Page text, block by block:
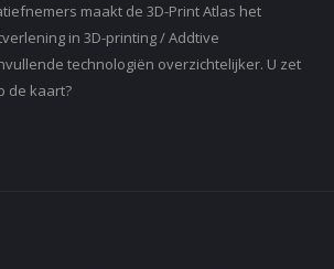
maakt de 3D-Print Atlas het
in 3D-printing / Addtive
technologiën overzichtelijker. U zet
de kaart?